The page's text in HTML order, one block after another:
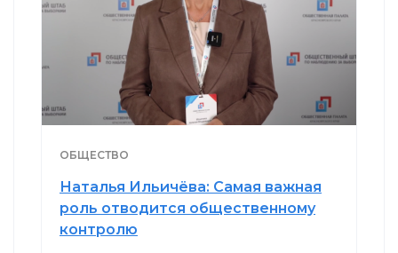
ОБЩЕСТВО
Наталья Ильичёва: Самая важная
роль отводится общественному
контролю